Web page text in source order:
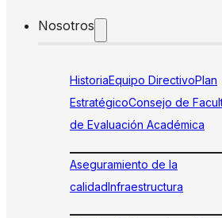
Nosotros
HistoriaEquipo DirectivoPlan
EstratégicoConsejo de
de Evaluación Académica
Aseguramiento de la
calidadInfraestructura